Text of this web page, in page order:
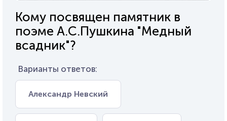
Кому посвящен памятник в
поэме А.С.Пушкина "Медный
всадник"?
Варианты ответов:
Александр Невский